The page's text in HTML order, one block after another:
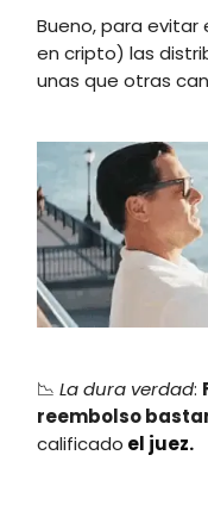
Bueno, para
en cripto) las
unas que otras
📉 La dura verdad:
reembolso
calificado el juez.